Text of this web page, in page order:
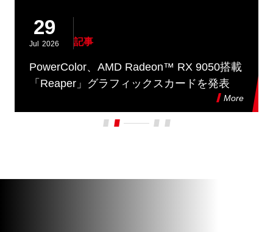
29
Jul 2026 記事
PowerColor、AMD Radeon™ RX 9050搭載
「Reaper」グラフィックスカードを発表
More